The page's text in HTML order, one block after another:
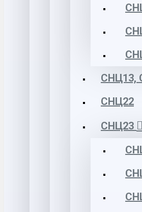
СНЦ13,
СНЦ22
СНЦ23